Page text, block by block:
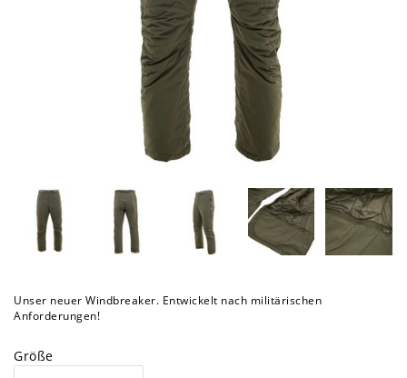
Unser neuer Windbreaker. Entwickelt nach militärischen
Anforderungen!
Größe